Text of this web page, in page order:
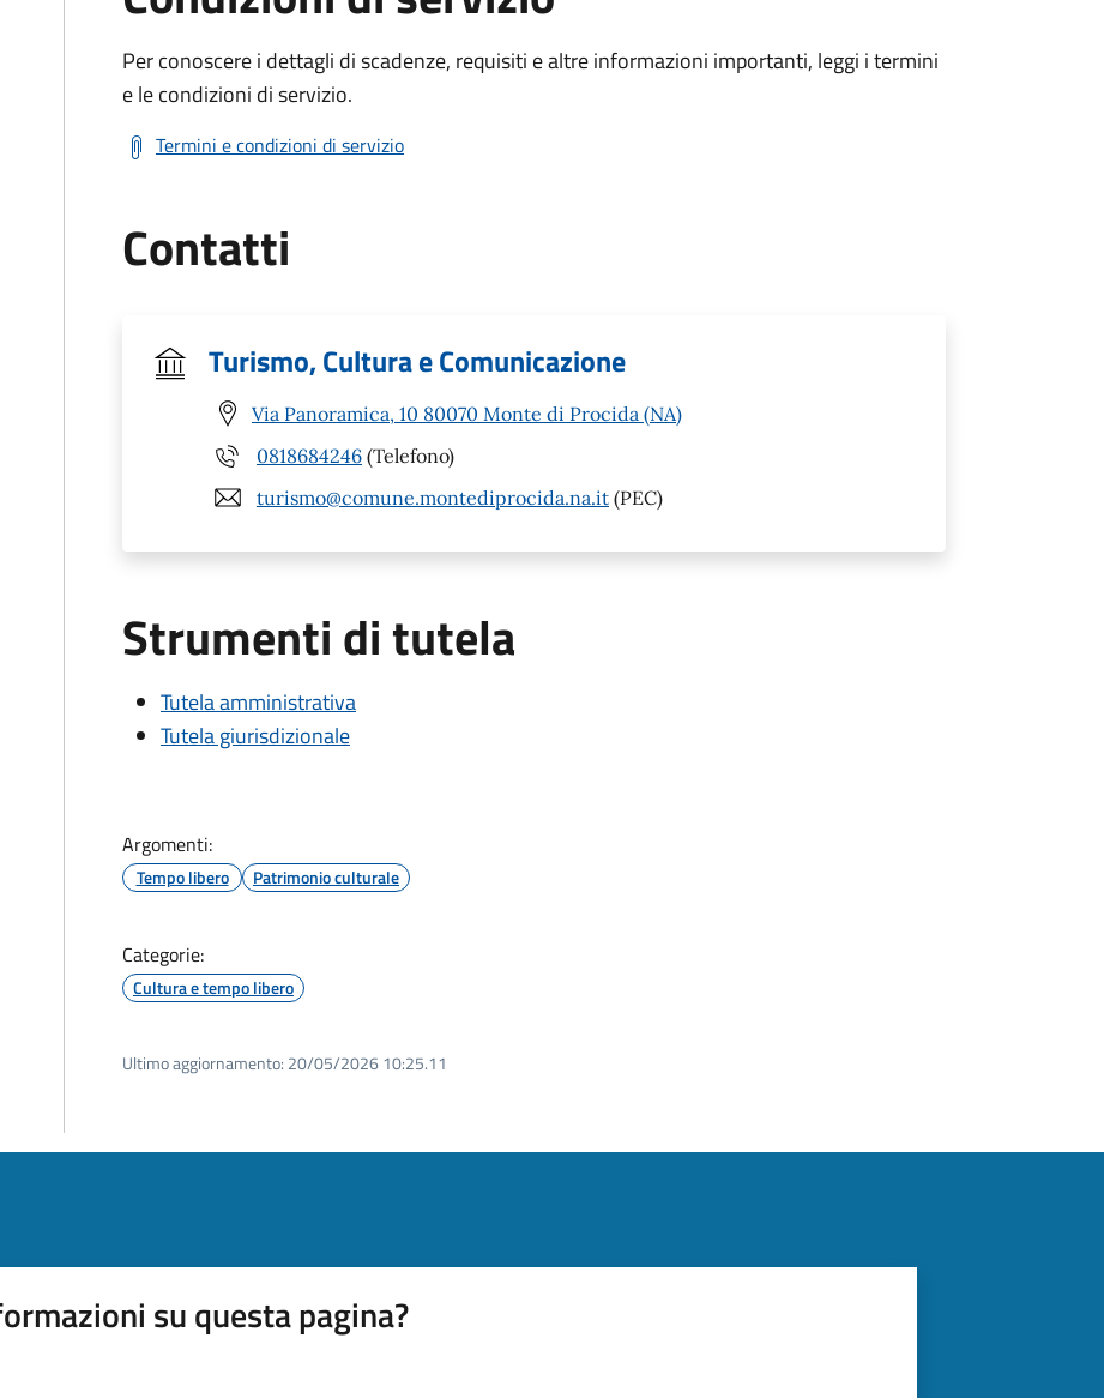
Per conoscere i dettagli di scadenze, requisiti e altre informazioni importanti, leggi i termini
e le condizioni di servizio.
Termini e condizioni di servizio
Contatti
Turismo, Cultura e Comunicazione
Via Panoramica, 10 80070 Monte di Procida (NA)
0818684246 (Telefono)
turismo@comune.montediprocida.na.it (PEC)
Strumenti di tutela
Tutela amministrativa
Tutela giurisdizionale
Argomenti:
Tempo libero Patrimonio culturale
Categorie:
Cultura e tempo libero
Ultimo aggiornamento: 20/05/2026 10:25.11
su questa pagina?